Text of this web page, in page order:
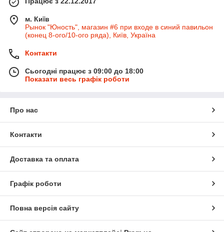
м. Київ
Рынок "Юность", магазин #6 при входе в синий павильон
(конец 8-ого/10-ого ряда), Київ, Україна
Контакти
Сьогодні працює з 09:00 до 18:00
Показати весь графік роботи
Про нас
Контакти
Доставка та оплата
Графік роботи
Повна версія сайту